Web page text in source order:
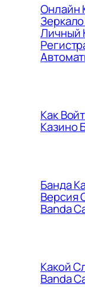
Онлайн
Личный
Как
Казино
Банда
Версия
Banda
Какой
Banda